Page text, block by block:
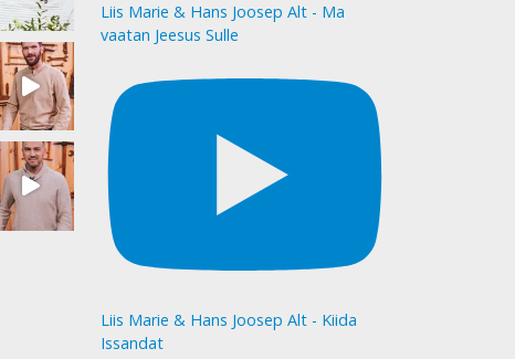
Liis Marie & Hans Joosep Alt - Ma
vaatan Jeesus Sulle
Liis Marie & Hans Joosep Alt - Kiida
Issandat